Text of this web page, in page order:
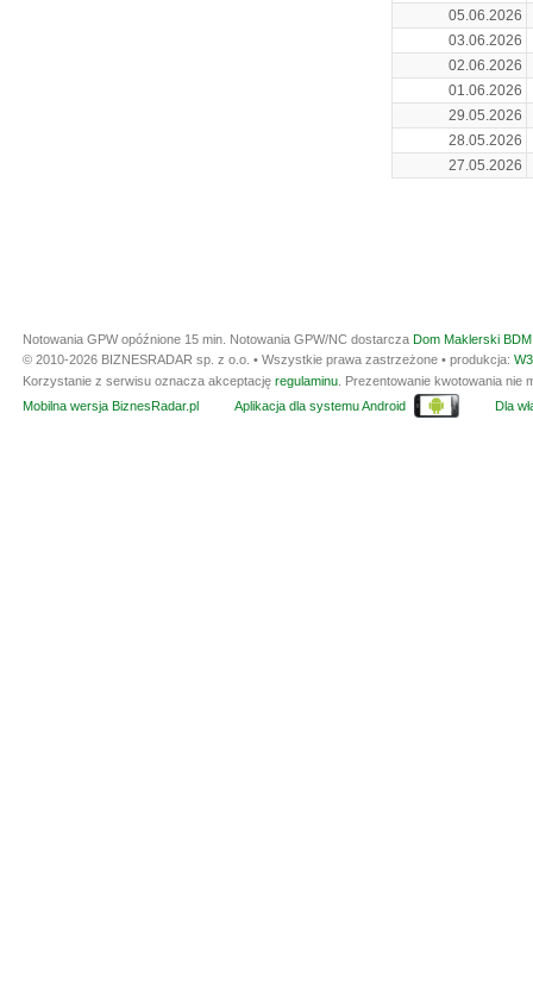
05.06.2026
03.06.2026
02.06.2026
01.06.2026
29.05.2026
28.05.2026
27.05.2026
Notowania GPW opóźnione 15 min. Notowania GPW/NC dostarcza Dom Maklerski
© 2010-2026 BIZNESRADAR sp. z o.o. • Wszystkie prawa zastrzeżone • produkcja:
Korzystanie z serwisu oznacza akceptację regulaminu . Prezentowanie kwotowania
Mobilna wersja BiznesRadar.pl
Aplikacja dla systemu Android Dla